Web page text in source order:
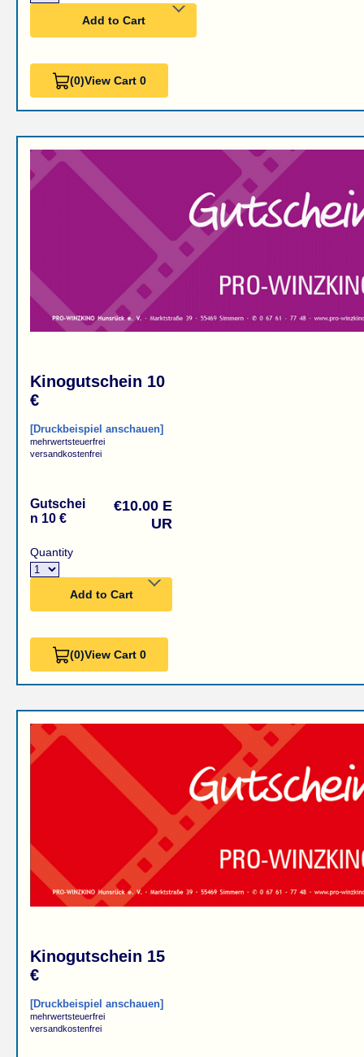
Add to Cart
(0)View Cart 0
Kinogutschein 10
€
[Druckbeispiel anschauen]
mehrwertsteuerfrei
versandkostenfrei
Gutschei
n 10 €
€10.00 E
UR
Quantity
Add to Cart
(0)View Cart 0
Kinogutschein 15
€
[Druckbeispiel anschauen]
mehrwertsteuerfrei
versandkostenfrei